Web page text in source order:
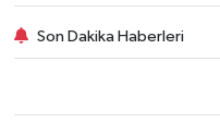
Son Dakika Haberleri